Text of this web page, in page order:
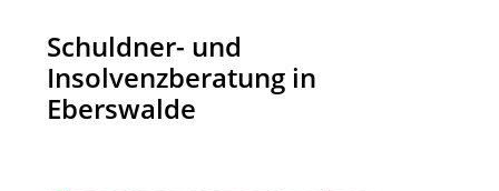
Schuldner- und
Insolvenzberatung in
Eberswalde